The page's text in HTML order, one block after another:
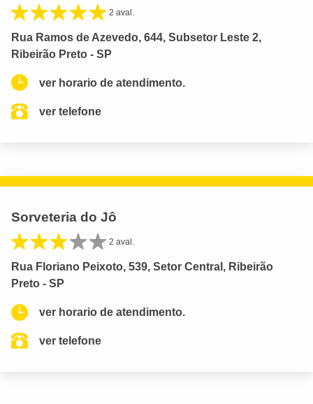
2 aval.
Rua Ramos de Azevedo, 644, Subsetor Leste 2,
Ribeirão Preto - SP
ver horario de atendimento.
ver telefone
Sorveteria do Jô
2 aval.
Rua Floriano Peixoto, 539, Setor Central, Ribeirão
Preto - SP
ver horario de atendimento.
ver telefone